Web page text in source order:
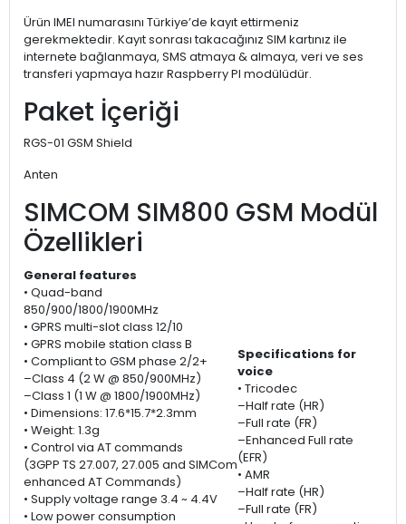
Ürün IMEI numarasını Türkiye’de kayıt ettirmeniz
gerekmektedir. Kayıt sonrası takacağınız SIM kartınız ile
internete bağlanmaya, SMS atmaya & almaya, veri ve ses
transferi yapmaya hazır Raspberry PI modülüdür.
Paket İçeriği
RGS-01 GSM Shield
Anten
SIMCOM SIM800 GSM Modül
Özellikleri
General features
• Quad-band
850/900/1800/1900MHz
• GPRS multi-slot class 12/10
• GPRS mobile station class B
• Compliant to GSM phase 2/2+
–Class 4 (2 W @ 850/900MHz)
–Class 1 (1 W @ 1800/1900MHz)
• Dimensions: 17.6*15.7*2.3mm
• Weight: 1.3g
• Control via AT commands
(3GPP TS 27.007, 27.005 and SIMCom
enhanced AT Commands)
• Supply voltage range 3.4 ~ 4.4V
• Low power consumption
Specifications for
voice
• Tricodec
–Half rate (HR)
–Full rate (FR)
–Enhanced Full rate
(EFR)
• AMR
–Half rate (HR)
–Full rate (FR)